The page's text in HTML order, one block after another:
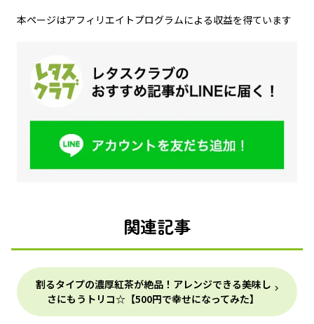
本ページはアフィリエイトプログラムによる収益を得ています
関連記事
割るタイプの濃厚紅茶が絶品！アレンジできる美味し
さにもうトリコ☆【500円で幸せになってみた】